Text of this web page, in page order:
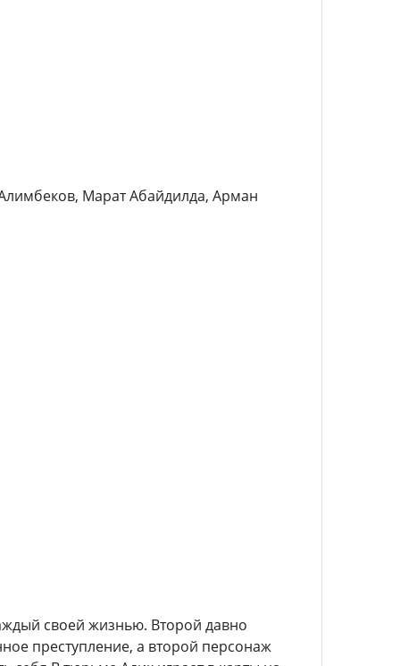
Марат Абайдилда, Арман
своей жизнью. Второй давно
преступление, а второй персонаж